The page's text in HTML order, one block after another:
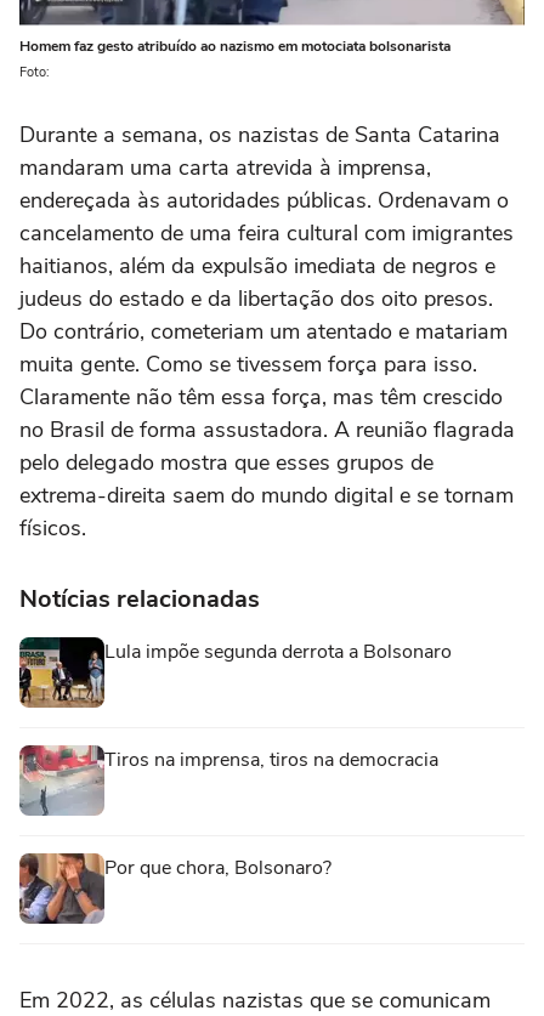
Homem faz gesto atribuído ao nazismo em motociata bolsonarista
Foto:
Durante a semana, os nazistas de Santa Catarina
mandaram uma carta atrevida à imprensa,
endereçada às autoridades públicas. Ordenavam o
cancelamento de uma feira cultural com imigrantes
haitianos, além da expulsão imediata de negros e
judeus do estado e da libertação dos oito presos.
Do contrário, cometeriam um atentado e matariam
muita gente. Como se tivessem força para isso.
Claramente não têm essa força, mas têm crescido
no Brasil de forma assustadora. A reunião flagrada
pelo delegado mostra que esses grupos de
extrema-direita saem do mundo digital e se tornam
físicos.
Notícias relacionadas
Lula impõe segunda derrota a Bolsonaro
Tiros na imprensa, tiros na democracia
Por que chora, Bolsonaro?
Em 2022, as células nazistas que se comunicam